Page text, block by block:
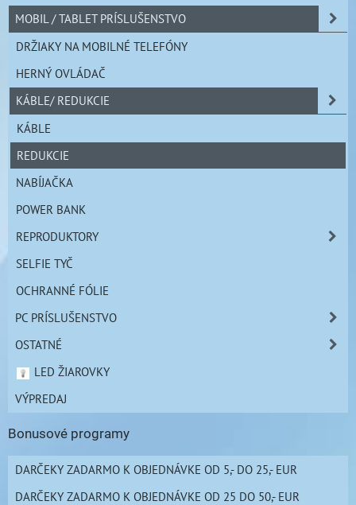
MOBIL / TABLET PRÍSLUŠENSTVO
DRŽIAKY NA MOBILNÉ TELEFÓNY
HERNÝ OVLÁDAČ
KÁBLE/ REDUKCIE
KÁBLE
REDUKCIE
NABÍJAČKA
POWER BANK
REPRODUKTORY
SELFIE TYČ
OCHRANNÉ FÓLIE
PC PRÍSLUŠENSTVO
OSTATNÉ
LED ŽIAROVKY
VÝPREDAJ
Bonusové programy
DARČEKY ZADARMO K OBJEDNÁVKE OD 5,- DO 25,- EUR
DARČEKY ZADARMO K OBJEDNÁVKE OD 25 DO 50,- EUR